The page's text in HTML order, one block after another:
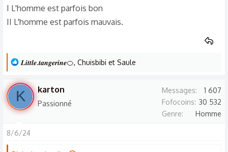
I L'homme est parfois bon
II L'homme est parfois mauvais.
L
s
r
é
c
𝑳𝒊𝒕𝒕𝒍𝒆.𝒕𝒂𝒏𝒈𝒆𝒓𝒊𝒏𝒆🍊, Chuisbibi et Saule
K karton
Passionné
Messages
1 607
Fofocoins 30 532
Genre
Homme
8/6/24